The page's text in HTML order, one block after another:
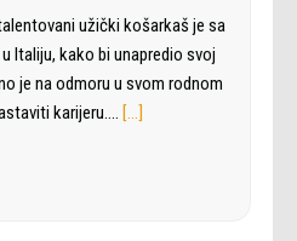
užički košarkaš je sa
Italiju, kako bi unapredio svoj
je na odmoru u svom rodnom
karijeru.… […]